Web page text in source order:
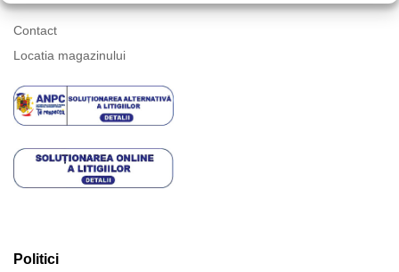
Contact
Locatia magazinului
Politici